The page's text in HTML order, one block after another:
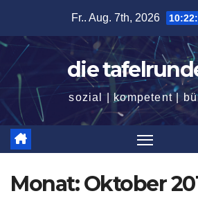
springen
Fr.. Aug. 7th, 2026
die
sozial | kompetent |
Monat:Oktober